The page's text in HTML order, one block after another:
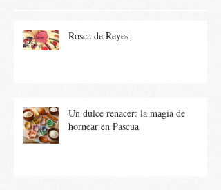
Rosca de Reyes
Un dulce renacer: la magia de
hornear en Pascua